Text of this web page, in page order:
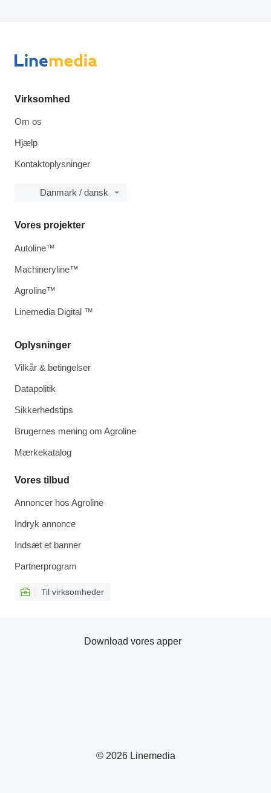
Virksomhed
Om os
Hjælp
Kontaktoplysninger
Danmark / dansk
Oplysninger
Vilkår & betingelser
Datapolitik
Sikkerhedstips
Brugernes mening om Agroline
Mærkekatalog
Vores tilbud
Annoncer hos Agroline
Indryk annonce
Indsæt et banner
Partnerprogram
Til virksomheder
Vores projekter
Autoline™
Machineryline™
Agroline™
Linemedia Digital ™
© 2026 Linemedia
Download vores apper